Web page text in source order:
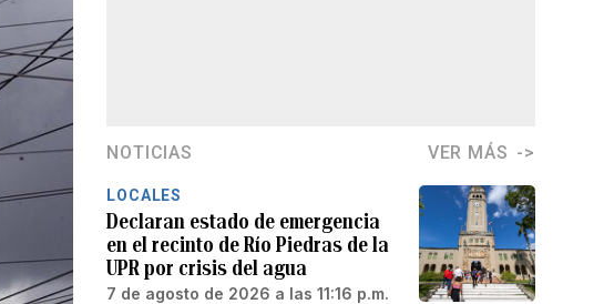
NOTICIAS VER MÁS
LOCALES
Declaran estado de emergencia
en el recinto de Río Piedras de la
UPR por crisis del agua
7 de agosto de 2026 a las 11:16 p.m.